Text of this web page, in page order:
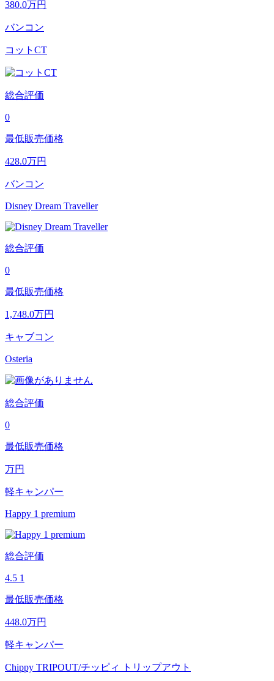
380.0万円
バンコン
コットCT
総合評価
0
最低販売価格
428.0万円
バンコン
Disney Dream Traveller
総合評価
0
最低販売価格
1,748.0万円
キャブコン
Osteria
総合評価
0
最低販売価格
万円
軽キャンパー
Happy 1 premium
総合評価
4.5 1
最低販売価格
448.0万円
軽キャンパー
Chippy TRIPOUT/チッピィ トリップアウト